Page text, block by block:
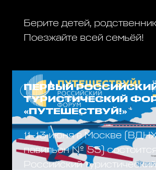
Берите детей,
Поезжайте всей семьёй!
ПЕРВЫЙ
ТУРИСТИЧЕСКИЙ
«ПУТЕШЕСТВУЙ!»
11–13 июня в Москве
павильон № 55)
Российский